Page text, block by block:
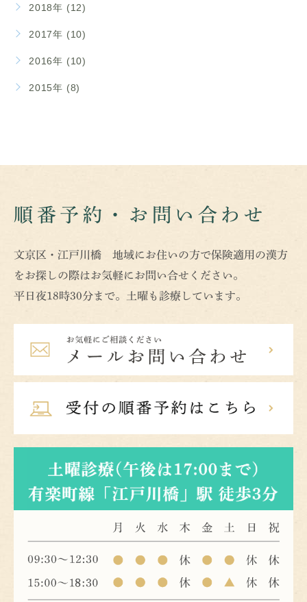
2018年 (12)
2017年 (10)
2016年 (10)
2015年 (8)
順番予約・お問い合わせ
文京区・江戸川橋 地域にお住いの方で保険適用の漢方
をお探しの際はお気軽にお問い合せください。
平日夜18時30分まで。土曜も診療しています。